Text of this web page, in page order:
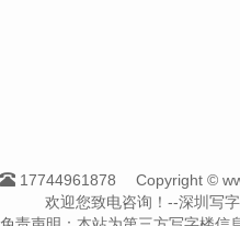
17744961878
Copyright ©
欢迎您致电咨询！--深圳写